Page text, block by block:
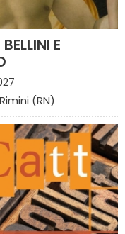
E
Rimini (RN)